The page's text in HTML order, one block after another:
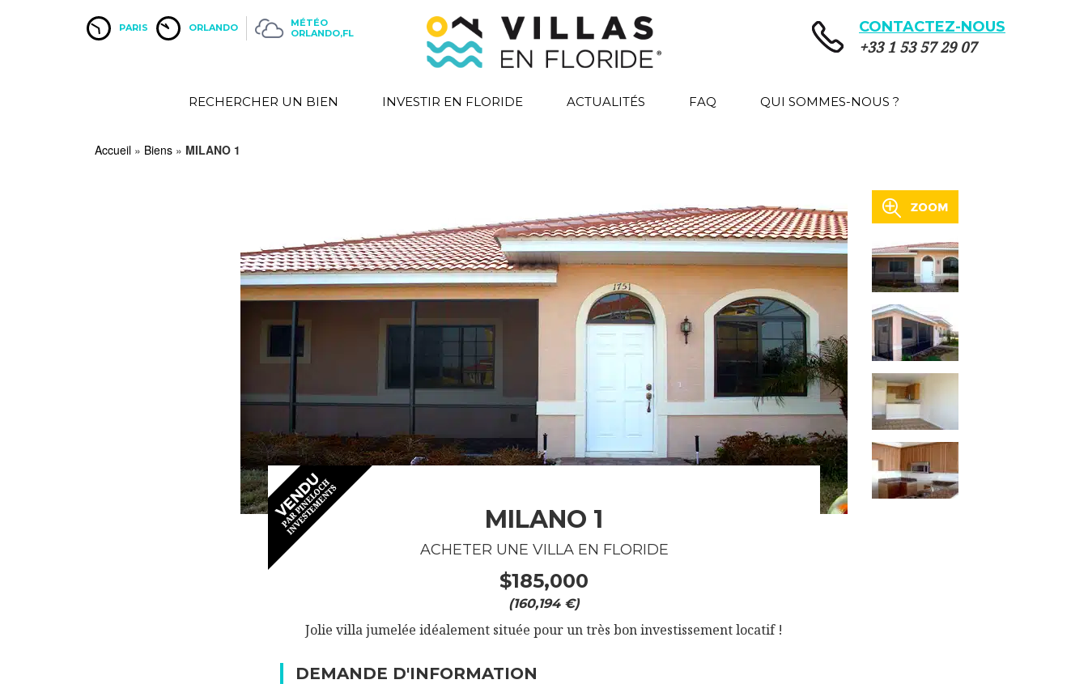
PARIS ORLANDO
MÉTÉO
ORLANDO,FL
CONTACTEZ-NOUS
+33 1 53 57 29 07
RECHERCHER UN BIEN INVESTIR EN FLORIDE ACTUALITÉS FAQ QUI SOMMES-NOUS ?
Accueil » Biens » MILANO 1
MILANO 1
ACHETER UNE VILLA EN FLORIDE
$185,000
(160,194 €)
Jolie villa jumelée idéalement située pour un très bon investissement locatif !
DEMANDE D'INFORMATION